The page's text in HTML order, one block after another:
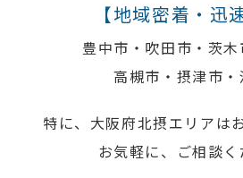
【地域密着・迅
豊中市・吹田市・茨木
高槻市・摂津市・
特に、大阪府北摂エリアは
お気軽に、ご相談く